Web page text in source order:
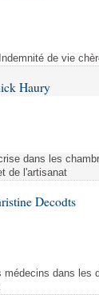
de vie
Haury
dans les
de l'artisanat
Decodts
dans les